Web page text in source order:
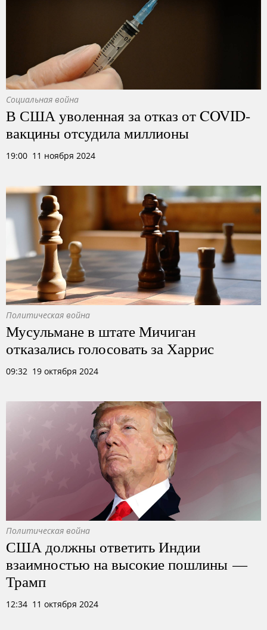
Социальная война
В США уволенная за отказ от COVID-
вакцины отсудила миллионы
19:00 11 ноября 2024
Политическая война
Мусульмане в штате Мичиган
отказались голосовать за Харрис
09:32 19 октября 2024
Политическая война
США должны ответить Индии
взаимностью на высокие пошлины —
Трамп
12:34 11 октября 2024